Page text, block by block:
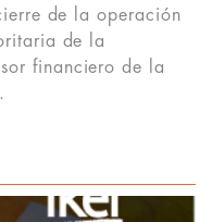
de la operación
de la
financiero de la